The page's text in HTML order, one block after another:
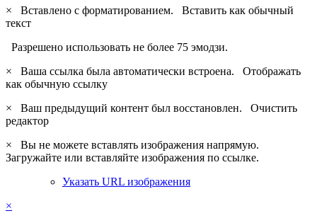
×
Вставлено с форматированием. Вставить как обычный
текст
Разрешено использовать не более 75 эмодзи.
×
Ваша ссылка была автоматически встроена. Отображать
как обычную ссылку
×
Ваш предыдущий контент был восстановлен. Очистить
редактор
×
Вы не можете вставлять изображения напрямую.
Загружайте или вставляйте изображения по ссылке.
Указать URL изображения
×